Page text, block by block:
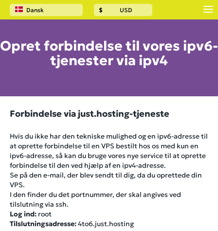
Dansk $ USD
Opret forbindelse til vores ipv6-
tjenester via ipv4
Forbindelse via just.hosting-tjeneste
Hvis du ikke har den tekniske mulighed og en ipv6-adresse til
at oprette forbindelse til en VPS bestilt hos os med kun en
ipv6-adresse, så kan du bruge vores nye service til at oprette
forbindelse til den ved hjælp af en ipv4-adresse.
Se på den e-mail, der blev sendt til dig, da du oprettede din
VPS.
I den finder du det portnummer, der skal angives ved
tilslutning via ssh.
Log ind: root
Tilslutningsadresse:4to6.just.hosting